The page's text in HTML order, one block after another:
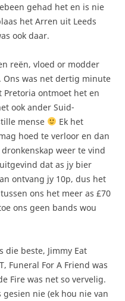
gehad het en is nie
het Arren uit Leeds
ook daar.
reën, vloed or modder
Ons was net dertig minute
Pretoria ontmoet het en
ook ander Suid-
mense
Ek het
hoed te verloor en dan
weer te vind
dat as jy bier
ontvang jy 10p, dus het
ons het meer as £70
ons geen bands wou
die beste, Jimmy Eat
Funeral For A Friend was
Fire was net so vervelig.
gesien nie (ek hou nie van